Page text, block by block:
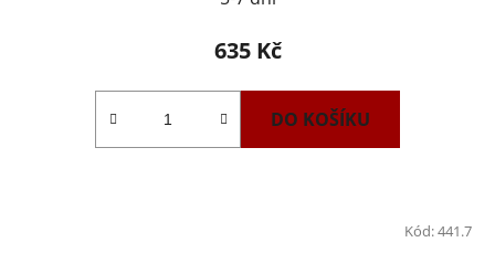
635 Kč
DO KOŠÍKU
Kód:441.7